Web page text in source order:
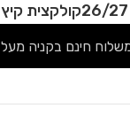
קולקצית קיץ 26
חינם בקניה מעל 349 ש"ח והחלפה ראשונה חינם